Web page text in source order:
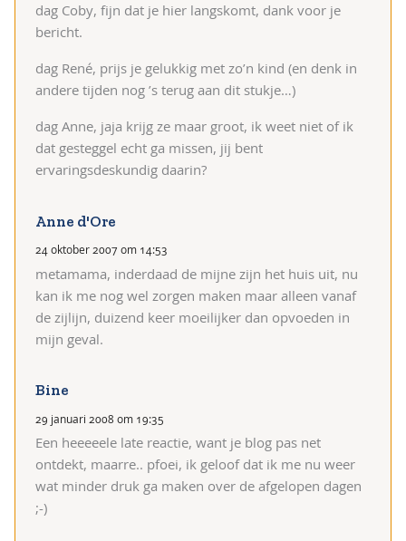
dag Coby, fijn dat je hier langskomt, dank voor je
bericht.
dag René, prijs je gelukkig met zo’n kind (en denk in
andere tijden nog ’s terug aan dit stukje…)
dag Anne, jaja krijg ze maar groot, ik weet niet of ik
dat gesteggel echt ga missen, jij bent
ervaringsdeskundig daarin?
Anne d'Ore
24 oktober 2007 om 14:53
metamama, inderdaad de mijne zijn het huis uit, nu
kan ik me nog wel zorgen maken maar alleen vanaf
de zijlijn, duizend keer moeilijker dan opvoeden in
mijn geval.
Bine
29 januari 2008 om 19:35
Een heeeeele late reactie, want je blog pas net
ontdekt, maarre.. pfoei, ik geloof dat ik me nu weer
wat minder druk ga maken over de afgelopen dagen
;-)